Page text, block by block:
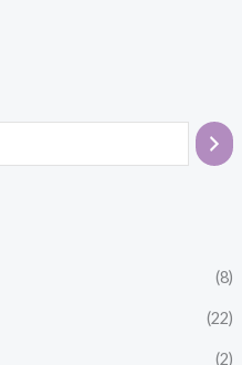
(8)
(22)
(2)